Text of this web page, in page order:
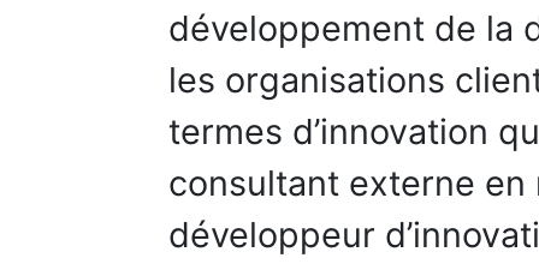
développement de la
les organisations
termes d’innovation
consultant externe
développeur